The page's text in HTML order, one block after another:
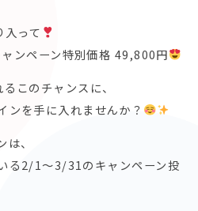
って
ンペーン特別価格 49,800円
このチャンスに、
ンを手に入れませんか？
、
る2/1〜3/31のキャンペーン投